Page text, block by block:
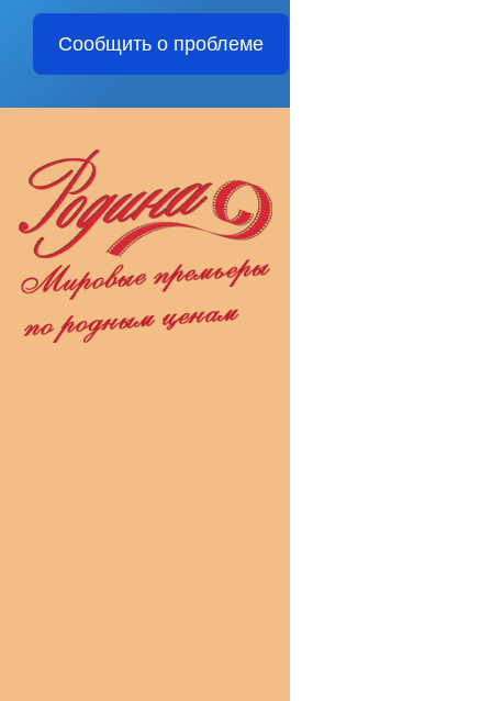
Сообщить о проблеме